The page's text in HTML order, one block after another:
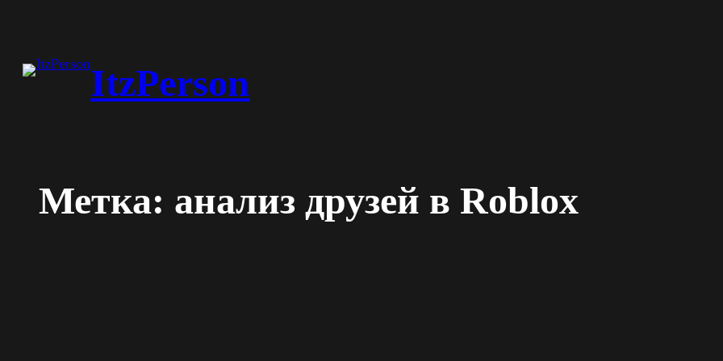
содержимомуItzPerson
Метка: анализ друзей в Roblox